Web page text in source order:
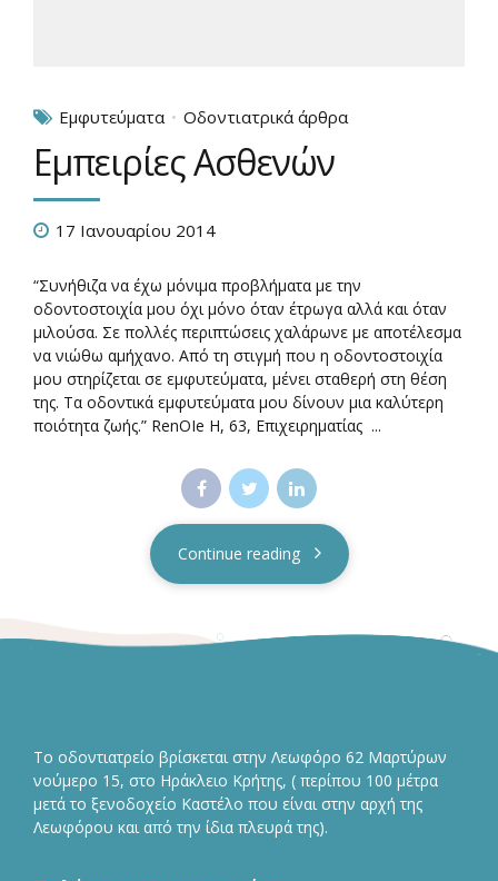
Εμφυτεύματα Οδοντιατρικά άρθρα
Εµπειρίες Ασθενών
17 Ιανουαρίου 2014
“Συνήθιζα να έχω μόνιμα προβλήματα µε την
οδοντοστοιχία µου όχι µόνο όταν έτρωγα αλλά και όταν
μιλούσα. Σε πολλές περιπτώσεις χαλάρωνε µε αποτέλεσμα
να νιώθω αμήχανο. Από τη στιγμή που η οδοντοστοιχία
µου στηρίζεται σε εμφυτεύματα, μένει σταθερή στη θέση
της. Τα οδοντικά εμφυτεύματα µου δίνουν μια καλύτερη
ποιότητα ζωής.” RenOΙe Η, 63, Επιχειρηματίας ...
Continue reading
Το οδοντιατρείο βρίσκεται στην Λεωφόρο 62 Μαρτύρων
νούμερο 15, στο Ηράκλειο Κρήτης, ( περίπου 100 μέτρα
μετά το ξενοδοχείο Καστέλο που είναι στην αρχή της
Λεωφόρου και από την ίδια πλευρά της).